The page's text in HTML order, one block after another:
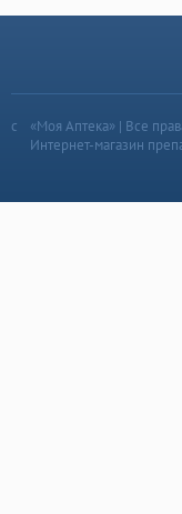
«Моя Аптека» | Все
Интернет-магазин